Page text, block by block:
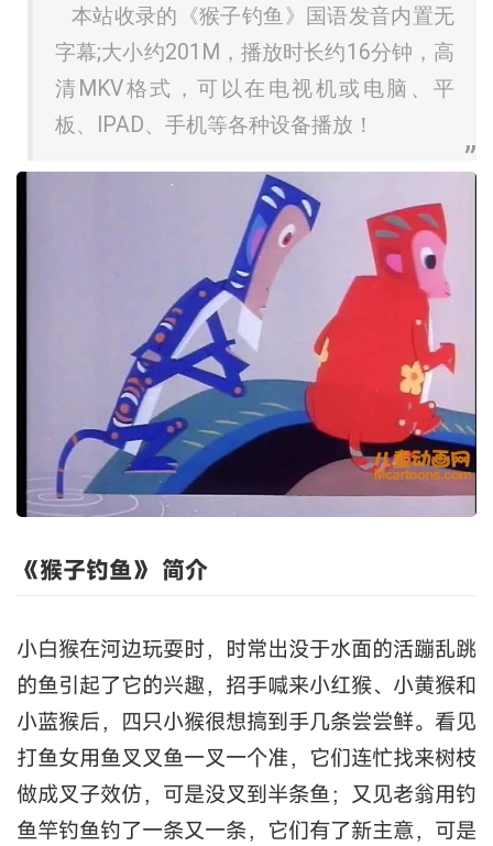
本站收录的《猴子钓鱼》国语发音内置无
字幕;大小约201M，播放时长约16分钟，高
清MKV格式，可以在电视机或电脑、平
板、IPAD、手机等各种设备播放！
《猴子钓鱼》 简介
小白猴在河边玩耍时，时常出没于水面的活蹦乱跳
的鱼引起了它的兴趣，招手喊来小红猴、小黄猴和
小蓝猴后，四只小猴很想搞到手几条尝尝鲜。看见
打鱼女用鱼叉叉鱼一叉一个准，它们连忙找来树枝
做成叉子效仿，可是没叉到半条鱼；又见老翁用钓
鱼竿钓鱼钓了一条又一条，它们有了新主意，可是